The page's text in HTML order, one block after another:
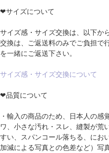
❤サイズについて
サイズ感・サイズ交換は、以下か
交換は、ご返送料のみでご負担で
を一緒にご返送下さい。
サイズ感・サイズ交換について
❤品質について
・輸入の商品のため、日本人の
ワ、小さな汚れ・スレ、縫製が荒
すい、スパンコール落ちる、にお
加減による写真との色差など）写